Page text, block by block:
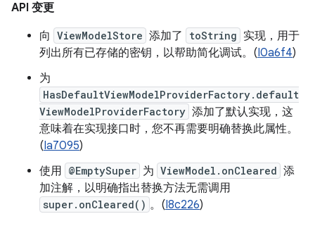
API 变更
向 ViewModelStore 添加了 toString 实现，用于
列出所有已存储的密钥，以帮助简化调试。(I0a6f4)
为
HasDefaultViewModelProviderFactory.default
ViewModelProviderFactory 添加了默认实现，这
意味着在实现接口时，您不再需要明确替换此属性。
(Ia7095)
使用 @EmptySuper 为 ViewModel.onCleared 添
加注解，以明确指出替换方法无需调用
super.onCleared() 。(I8c226)